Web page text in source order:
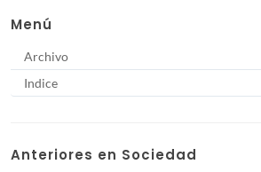
Menú
Archivo
Indice
Anteriores en Sociedad